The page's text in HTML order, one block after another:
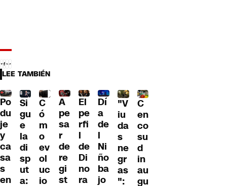
LEE TAMBIÉN
Po
du
je
y
ca
sa
s
en
Si
gu
e
la
di
sp
ut
a:
C
ó
m
o
ev
ol
uc
io
A
pe
sa
r
de
re
gi
st
El
pe
rfi
l
de
Di
no
ra
Dí
a
de
l
Ni
ño
ba
jo
"V
iu
da
s
ne
gr
as
":
C
en
co
su
d
in
au
gu